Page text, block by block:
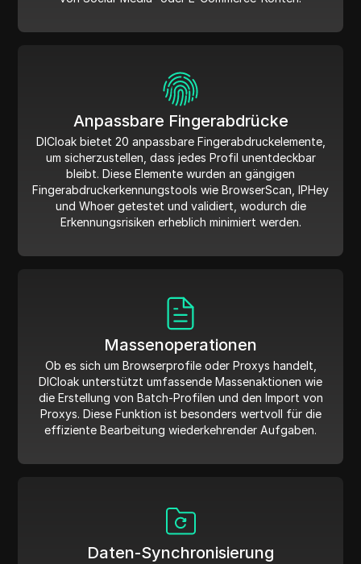
Anpassbare Fingerabdrücke
DICloak bietet 20 anpassbare Fingerabdruckelemente,
um sicherzustellen, dass jedes Profil unentdeckbar
bleibt. Diese Elemente wurden an gängigen
Fingerabdruckerkennungstools wie BrowserScan, IPHey
und Whoer getestet und validiert, wodurch die
Erkennungsrisiken erheblich minimiert werden.
Massenoperationen
Ob es sich um Browserprofile oder Proxys handelt,
DICloak unterstützt umfassende Massenaktionen wie
die Erstellung von Batch-Profilen und den Import von
Proxys. Diese Funktion ist besonders wertvoll für die
effiziente Bearbeitung wiederkehrender Aufgaben.
Daten-Synchronisierung